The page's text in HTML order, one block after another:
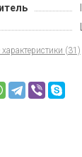
характеристики (31)